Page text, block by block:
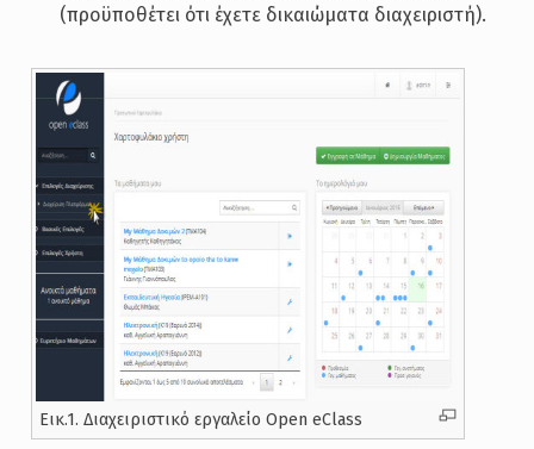
(προϋποθέτει ότι έχετε δικαιώματα διαχειριστή).
Εικ.1. Διαχειριστικό εργαλείο Open eClass